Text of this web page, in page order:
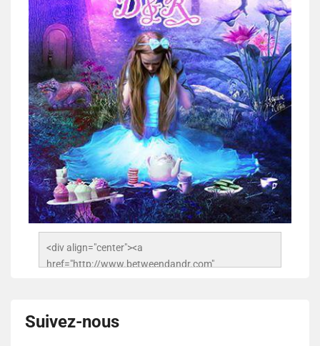
<div align="center"><a
href="http://www.betweendandr.com"
503716673157532-2788222864243652657-n.jpg"
alt="Between D&R" style="border:none;" /></a>
Suivez-nous